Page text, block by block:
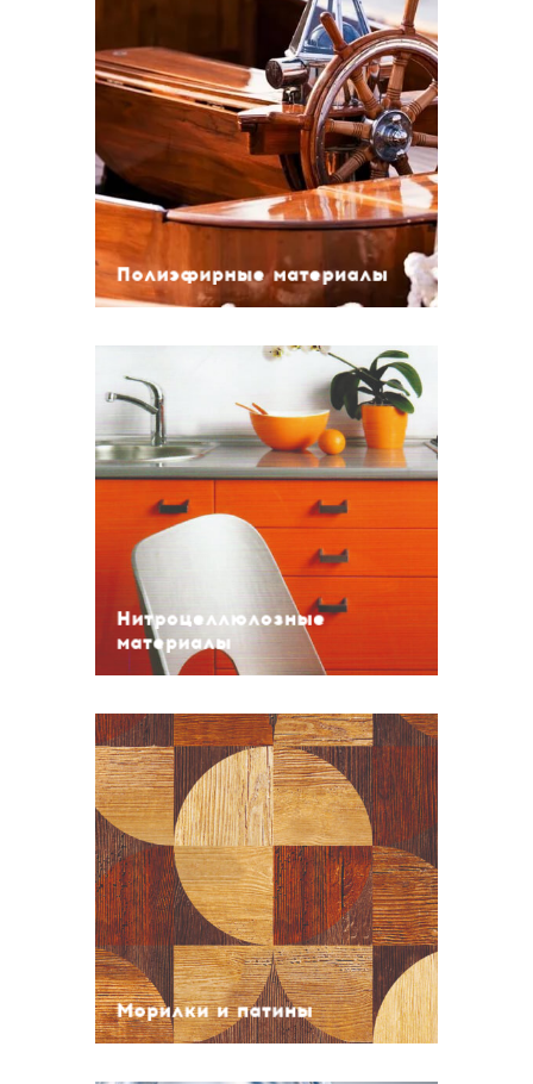
Полиэфирные материалы
Полиэфирные материалы
Полиэфирный прозрачный грунт
Полиэфирный белый грунт
Компоненты для грунтов
Нитроцеллюлозные
материалы
Нитроцеллюлозные
материалы
Эмали металлики
Нитроцеллюлозные лаки
Прозрачные грунты
Пигментированный материалы
Морилки и патины
Морилки и патины
Нитро морилки
Морилки
Металлики патины
Древесные патины